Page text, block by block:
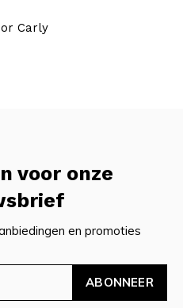
Carly
voor onze
en promoties
ABONNEER